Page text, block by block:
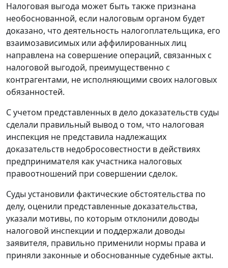
Налоговая выгода может быть также признана
необоснованной, если налоговым органом будет
доказано, что деятельность налогоплательщика, его
взаимозависимых или аффилированных лиц
направлена на совершение операций, связанных с
налоговой выгодой, преимущественно с
контрагентами, не исполняющими своих налоговых
обязанностей.
С учетом представленных в дело доказательств суды
сделали правильный вывод о том, что налоговая
инспекция не представила надлежащих
доказательств недобросовестности в действиях
предпринимателя как участника налоговых
правоотношений при совершении сделок.
Суды установили фактические обстоятельства по
делу, оценили представленные доказательства,
указали мотивы, по которым отклонили доводы
налоговой инспекции и поддержали доводы
заявителя, правильно применили нормы права и
приняли законные и обоснованные судебные акты.